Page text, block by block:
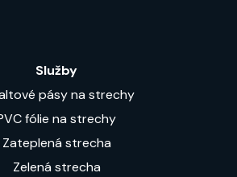
Služby
pásy na strechy
fólie na strechy
Zateplená strecha
Zelená strecha